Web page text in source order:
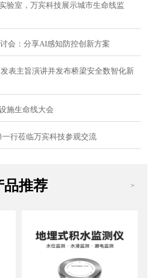
验室，万宾科技展示城市生命线监
会：分享AI感知防控创新方案
表主旨演讲并发布桥梁安全数智化新
施生命线大会
行莅临万宾科技参观交流
品推荐 >